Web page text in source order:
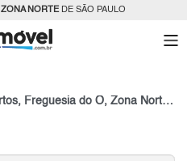
ZONA NORTEDE SÃO PAULO
Aluguel de Apartamentos 2 quartos, Freguesia do Ó, Zona Norte, SP